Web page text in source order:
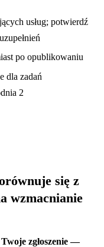
usług; potwierdź
po opublikowaniu
dla zadań
2
się z
wzmacnianie
zgłoszenie —